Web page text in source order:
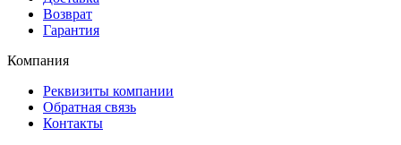
Возврат
Гарантия
Компания
Реквизиты компании
Обратная связь
Контакты